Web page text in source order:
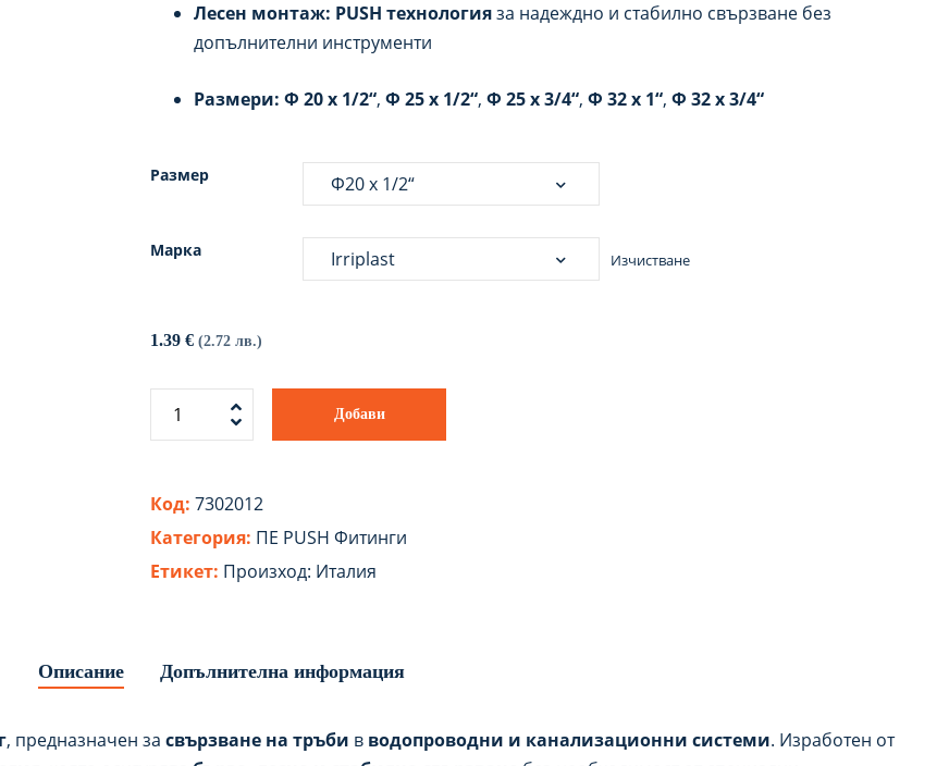
Лесен монтаж: PUSH технологияза надеждно и стабилно свързване без
допълнителни инструменти
Размери: Ф 20 x 1/2“, Ф 25 x 1/2“, Ф 25 x 3/4“, Ф 32 x 1“, Ф 32 x 3/4“
Размер
Марка Изчистване
1.39 € (2.72 лв.)
Добави
Код: 7302012
Категория: ПЕ PUSH Фитинги
Етикет: Произход: Италия
Описание Допълнителна информация
, предназначен за свързване на тръби в водопроводни и канализационни системи. Изработен от